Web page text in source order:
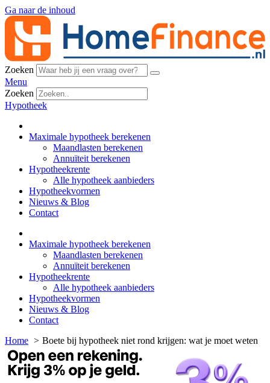
Ga naar de inhoud
Zoeken
Menu
Zoeken
Hypotheek
Maximale hypotheek berekenen
Maandlasten berekenen
Annuïteit berekenen
Hypotheekrente
Alle hypotheek aanbieders
Hypotheekvormen
Nieuws & Blog
Contact
Maximale hypotheek berekenen
Maandlasten berekenen
Annuïteit berekenen
Hypotheekrente
Alle hypotheek aanbieders
Hypotheekvormen
Nieuws & Blog
Contact
Home
Boete bij hypotheek niet rond krijgen: wat je moet weten